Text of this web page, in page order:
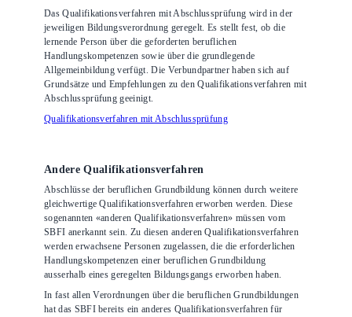
Das Qualifikationsverfahren mit Abschlussprüfung wird in der
jeweiligen Bildungsverordnung geregelt. Es stellt fest, ob die
lernende Person über die geforderten beruflichen
Handlungskompetenzen sowie über die grundlegende
Allgemeinbildung verfügt. Die Verbundpartner haben sich auf
Grundsätze und Empfehlungen zu den Qualifikationsverfahren mit
Abschlussprüfung geeinigt.
Qualifikationsverfahren mit Abschlussprüfung
Andere Qualifikationsverfahren
Abschlüsse der beruflichen Grundbildung können durch weitere
gleichwertige Qualifikationsverfahren erworben werden. Diese
sogenannten «anderen Qualifikationsverfahren» müssen vom
SBFI anerkannt sein. Zu diesen anderen Qualifikationsverfahren
werden erwachsene Personen zugelassen, die die erforderlichen
Handlungskompetenzen einer beruflichen Grundbildung
ausserhalb eines geregelten Bildungsgangs erworben haben.
In fast allen Verordnungen über die beruflichen Grundbildungen
hat das SBFI bereits ein anderes Qualifikationsverfahren für